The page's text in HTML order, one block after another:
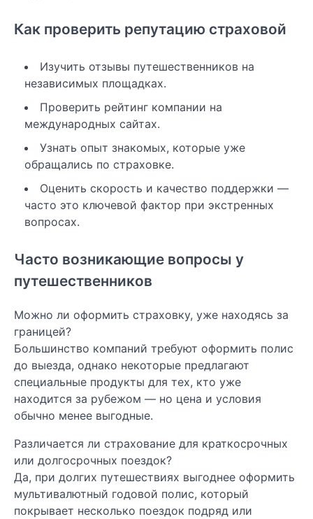
Как проверить репутацию страховой
Изучить отзывы путешественников на
независимых площадках.
Проверить рейтинг компании на
международных сайтах.
Узнать опыт знакомых, которые уже
обращались по страховке.
Оценить скорость и качество поддержки —
часто это ключевой фактор при экстренных
вопросах.
Часто возникающие вопросы у
путешественников
Можно ли оформить страховку, уже находясь за
границей?
Большинство компаний требуют оформить полис
до выезда, однако некоторые предлагают
специальные продукты для тех, кто уже
находится за рубежом — но цена и условия
обычно менее выгодные.
Различается ли страхование для краткосрочных
или долгосрочных поездок?
Да, при долгих путешествиях выгоднее оформить
мультивалютный годовой полис, который
покрывает несколько поездок подряд или